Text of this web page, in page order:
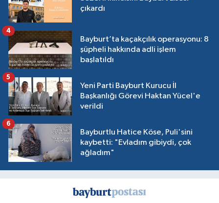
çıkardı
Bayburt’ta kaçakçılık operasyonu: 8
şüpheli hakkında adli işlem
başlatıldı
4
Yeni Parti Bayburt Kurucu İl
Başkanlığı Görevi Haktan Yücel'e
verildi
5
Bayburtlu Hatice Köse, Puli'sini
kaybetti: "Evladım gibiydi, çok
ağladım"
6